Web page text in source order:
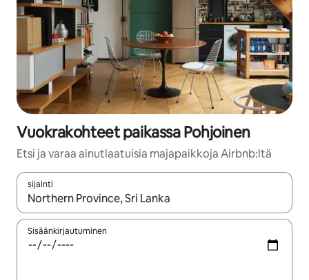
Vuokrakohteet paikassa Pohjoinen
Etsi ja varaa ainutlaatuisia majapaikkoja Airbnb:ltä
sijainti
Kun tulokset ovat saatavilla, navigoi ylös- ja alas-
Sisäänkirjautuminen